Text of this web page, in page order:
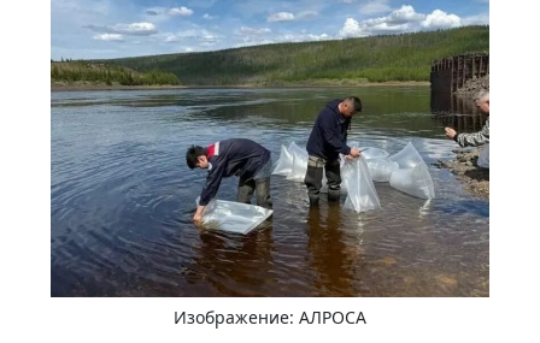
Изображение: АЛРОСА